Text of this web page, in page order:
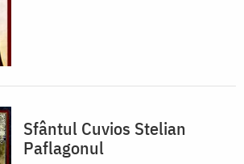
Sfântul Cuvios Stelian
Paflagonul